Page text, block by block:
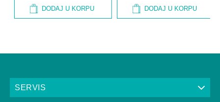
DODAJ U KORPU DODAJ U KORPU
SERVIS